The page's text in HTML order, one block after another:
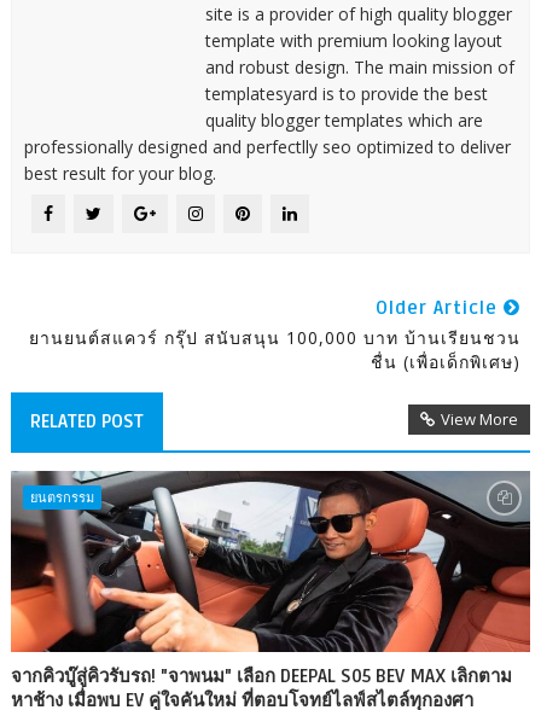
site is a provider of high quality blogger
template with premium looking layout
and robust design. The main mission of
templatesyard is to provide the best
quality blogger templates which are
professionally designed and perfectlly seo optimized to deliver
best result for your blog.
Older Article
ยานยนต์สแควร์ กรุ๊ป สนับสนุน 100,000 บาท บ้านเรียนชวน
ชื่น (เพื่อเด็กพิเศษ)
RELATED POST View More
ยนตรกรรม
จากคิวบู๊สู่คิวรับรถ! "จาพนม" เลือก DEEPAL S05 BEV MAX เลิกตาม
หาช้าง เมื่อพบ EV คู่ใจคันใหม่ ที่ตอบโจทย์ไลฟ์สไตล์ทุกองศา